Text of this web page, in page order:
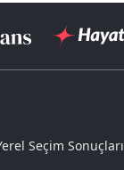
Seçim Sonuçları